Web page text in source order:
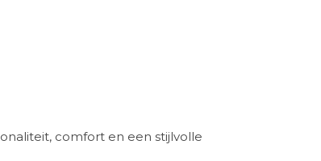
comfort en een stijlvolle